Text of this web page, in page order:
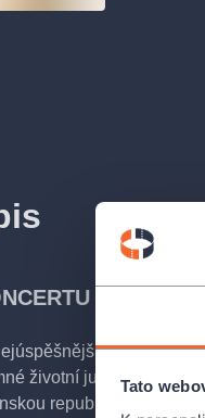
Tato
zpěvačka
životní jubileum na
republikou i s